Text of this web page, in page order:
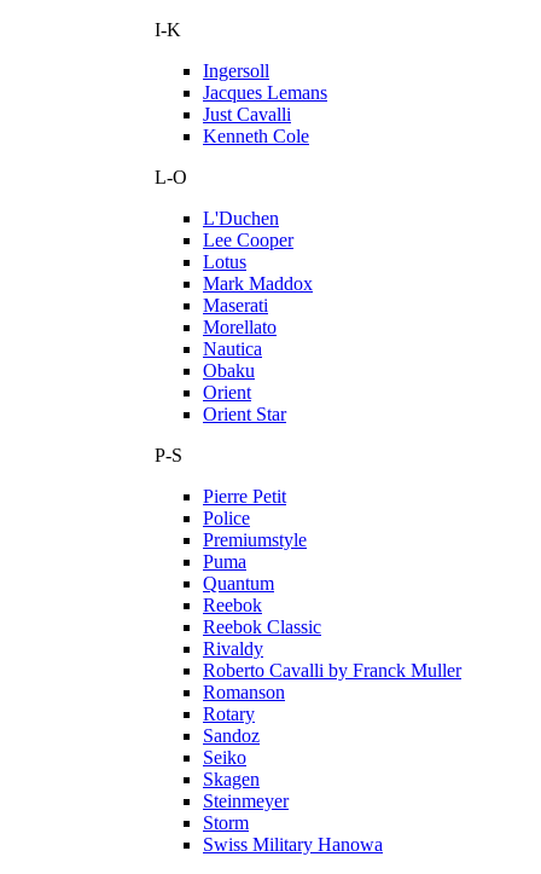
I-K
Ingersoll
Jacques Lemans
Just Cavalli
Kenneth Cole
L-O
L'Duchen
Lee Cooper
Lotus
Mark Maddox
Maserati
Morellato
Nautica
Obaku
Orient
Orient Star
P-S
Pierre Petit
Police
Premiumstyle
Puma
Quantum
Reebok
Reebok Classic
Rivaldy
Roberto Cavalli by Franck Muller
Romanson
Rotary
Sandoz
Seiko
Skagen
Steinmeyer
Storm
Swiss Military Hanowa